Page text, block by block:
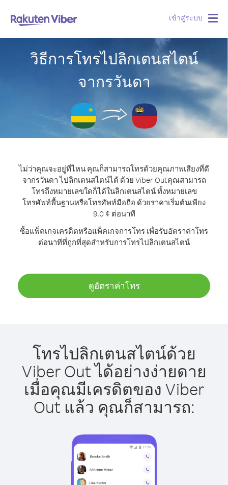
เข้าสู่ระบบ
วิธีการโทรไปลิกเตนสไตน์
จากรวันดา
ไม่ว่าคุณจะอยู่ที่ไหน คุณก็สามารถโทรด้วยคุณภาพเสียงที่ดี
จากรวันดา ไปลิกเตนสไตน์ได้ ด้วย Viber Outคุณสามารถ
โทรถึงหมายเลขใดก็ได้ในลิกเตนสไตน์ ทั้งหมายเลข
โทรศัพท์พื้นฐานหรือโทรศัพท์มือถือ ด้วยราคาเริ่มต้นเพียง
9.0 ¢ ต่อนาที
ซื้อแพ็คเกจเครดิตหรือแพ็คเกจการโทร เพื่อรับอัตราค่าโทร
ต่อนาทีที่ถูกที่สุดสำหรับการโทรไปลิกเตนสไตน์
ดูอัตราค่าโทร
โทรไปลิกเตนสไตน์ด้วย
Viber Out ได้อย่างง่ายดาย
เมื่อคุณมีเครดิตของ Viber
Out แล้ว คุณก็สามารถ: